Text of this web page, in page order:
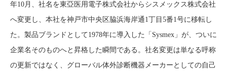
年10月、社名を東亞医用電子株式会社からシスメックス株式会社
へ変更し、本社を神戸市中央区脇浜海岸通1丁目5番1号に移転し
た。製品ブランドとして1978年に導入した「Sysmex」が、ついに
企業名そのものへと昇格した瞬間である。社名変更は単なる呼称
の更新ではなく、グローバル体外診断機器メーカーとしての自己